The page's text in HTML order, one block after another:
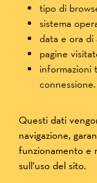
tipo di
sistema
data e ora di
pagine
informazioni
connessione.
Questi dati
navigazione,
funzionamento e
sull’uso del sito.